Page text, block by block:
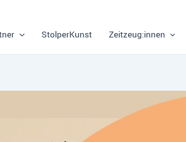
StolperKunst Zeitzeug:innen